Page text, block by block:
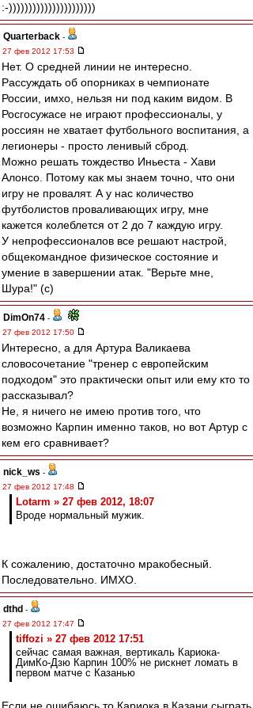
:-))))))))))))))))))))))
Quarterback -
27 фев 2012 17:53
Нет. О средней линии не интересно.
Рассуждать об опорниках в чемпионате
России, имхо, нельзя ни под каким видом. В
Росгосужасе не играют профессионалы, у
россиян не хватает футбольного воспитания, а
легионеры - просто ленивый сброд.
Можно решать тождество Иньеста - Хави
Алонсо. Потому как мы знаем точно, что они
игру не провалят. А у нас количество
футболистов проваливающих игру, мне
кажется колеблется от 2 до 7 каждую игру.
У непрофессионалов все решают настрой,
общекомандное физическое состояние и
умение в завершении атак. "Верьте мне,
Шура!" (с)
DimOn74 -
27 фев 2012 17:50
Интересно, а для Артура Валикаева
словосочетание "тренер с европейским
подходом" это практически опыт или ему кто то
рассказывал?
Не, я ничего не имею против того, что
возможно Карпин именно таков, но вот Артур с
кем его сравнивает?
nick_ws -
27 фев 2012 17:48
Lotarm » 27 фев 2012, 18:07
Вроде нормальный мужик.
К сожалению, достаточно мракобесный.
Последовательно. ИМХО.
dthd -
27 фев 2012 17:47
tiffozi » 27 фев 2012 17:51
сейчас самая важная, вертикаль Кариока-
ДимКо-Дзю Карпин 100% не рискнет ломать в
первом матче с Казанью